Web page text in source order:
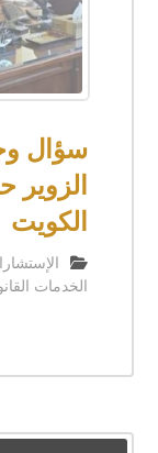
سؤال
الزوير
الكويت
الخدمات